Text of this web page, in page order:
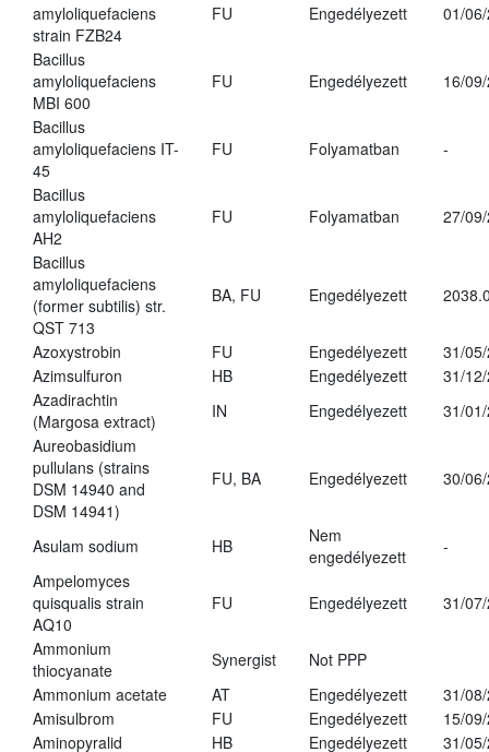
amyloliquefaciens
strain FZB24
FU Engedélyezett 01/
Bacillus
amyloliquefaciens
MBI 600
FU Engedélyezett 16/
Bacillus
amyloliquefaciens IT-
45
FU Folyamatban -
Bacillus
amyloliquefaciens
AH2
FU Folyamatban 27/
Bacillus
amyloliquefaciens
(former subtilis) str.
QST 713
BA, FU Engedélyezett
Azoxystrobin FU Engedélyezett
31/
Azimsulfuron
HB Engedélyezett
31/
Azadirachtin
(Margosa extract)
IN Engedélyezett
31/
Aureobasidium
pullulans (strains
DSM 14940 and
DSM 14941)
FU, BA Engedélyezett 30/
Asulam sodium HB
Nem
engedélyezett
-
Ampelomyces
quisqualis strain
AQ10
FU Engedélyezett 31/
Ammonium
thiocyanate
Synergist
Not PPP
Ammonium acetate
AT Engedélyezett
31/
Amisulbrom
FU Engedélyezett
15/
Aminopyralid
HB Engedélyezett
31/